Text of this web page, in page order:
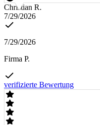
Christian R.
7/29/2026
7/29/2026
Firma P.
verifizierte Bewertung